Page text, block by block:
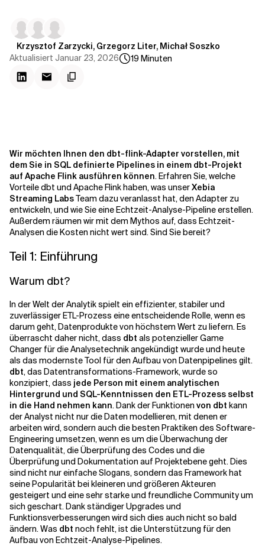
Krzysztof Zarzycki, Grzegorz Liter, Michał Soszko
Aktualisiert Januar 23, 2026 19 Minuten
Wir möchten Ihnen den dbt-flink-Adapter vorstellen, mit
dem Sie in SQL definierte Pipelines in einem dbt-Projekt
auf Apache Flink ausführen können. Erfahren Sie, welche
Vorteile dbt und Apache Flink haben, was unserXebia
Streaming LabsTeam dazu veranlasst hat, den Adapter zu
entwickeln, und wie Sie eine Echtzeit-Analyse-Pipeline erstellen.
Außerdem räumen wir mit dem Mythos auf, dass Echtzeit-
Analysen die Kosten nicht wert sind. Sind Sie bereit?
Teil 1: Einführung
Warum dbt?
In der Welt der Analytik spielt ein effizienter, stabiler und
zuverlässiger ETL-Prozess eine entscheidende Rolle, wenn es
darum geht, Datenprodukte von höchstem Wert zu liefern. Es
überrascht daher nicht, dass dbt als potenzieller Game
Changer für die Analysetechnik angekündigt wurde und heute
als das modernste Tool für den Aufbau von Datenpipelines gilt.
dbt, das Datentransformations-Framework, wurde so
konzipiert, dass jede Person mit einem analytischen
Hintergrund und SQL-Kenntnissen den ETL-Prozess selbst
in die Hand nehmen kann. Dank der Funktionen von dbt kann
der Analyst nicht nur die Daten modellieren, mit denen er
arbeiten wird, sondern auch die besten Praktiken des Software-
Engineering umsetzen, wenn es um die Überwachung der
Datenqualität, die Überprüfung des Codes und die
Überprüfung und Dokumentation auf Projektebene geht. Dies
sind nicht nur einfache Slogans, sondern das Framework hat
seine Popularität bei kleineren und größeren Akteuren
gesteigert und eine sehr starke und freundliche Community um
sich geschart. Dank ständiger Upgrades und
Funktionsverbesserungen wird sich dies auch nicht so bald
ändern. Was dbt noch fehlt, ist die Unterstützung für den
Aufbau von Echtzeit-Analyse-Pipelines.